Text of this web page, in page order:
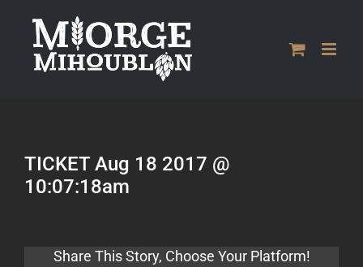
contenu
TICKET Aug 18 2017 @
10:07:18am
Share This Story, Choose Your Platform!